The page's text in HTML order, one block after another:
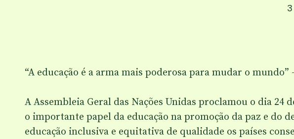
“A educação é a arma mais poderosa para mudar o
A Assembleia Geral das Nações Unidas proclamou o dia
o importante papel da educação na promoção da paz e do
educação inclusiva e equitativa de qualidade os países